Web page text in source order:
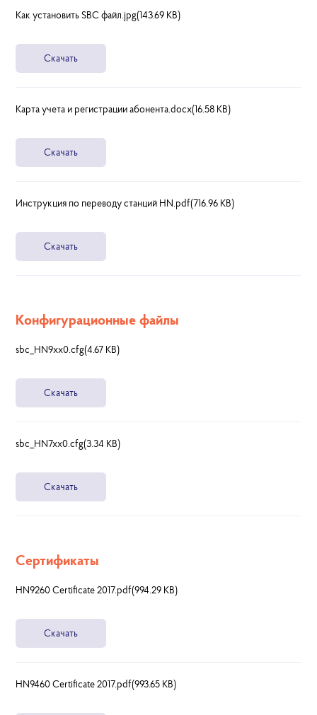
Как установить SBC файл.jpg(143.69 KB)
Скачать
Карта учета и регистрации абонента.docx(16.58 KB)
Скачать
Инструкция по переводу станций HN.pdf(716.96 KB)
Скачать
Конфигурационные файлы
sbc_HN9xx0.cfg(4.67 KB)
Скачать
sbc_HN7xx0.cfg(3.34 KB)
Скачать
Сертификаты
HN9260 Certificate 2017.pdf(994.29 KB)
Скачать
HN9460 Certificate 2017.pdf(993.65 KB)